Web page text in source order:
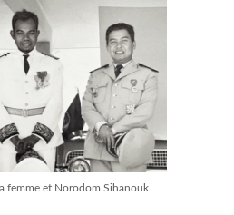
femme et Norodom Sihanouk